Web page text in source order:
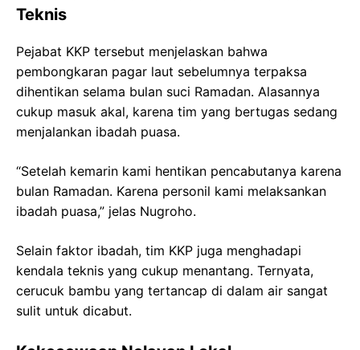
Teknis
Pejabat KKP tersebut menjelaskan bahwa
pembongkaran pagar laut sebelumnya terpaksa
dihentikan selama bulan suci Ramadan. Alasannya
cukup masuk akal, karena tim yang bertugas sedang
menjalankan ibadah puasa.
“Setelah kemarin kami hentikan pencabutanya karena
bulan Ramadan. Karena personil kami melaksankan
ibadah puasa,” jelas Nugroho.
Selain faktor ibadah, tim KKP juga menghadapi
kendala teknis yang cukup menantang. Ternyata,
cerucuk bambu yang tertancap di dalam air sangat
sulit untuk dicabut.